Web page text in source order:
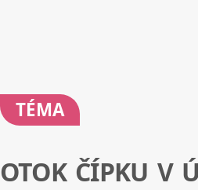
TÉMA
OTOK ČÍPKU V